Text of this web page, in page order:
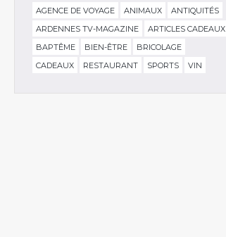
AGENCE DE VOYAGE ANIMAUX
ANTIQUITÉS
ARDENNES TV-MAGAZINE
ARTICLES CADEAUX
BAPTÊME
BIEN-ÊTRE
BRICOLAGE
CADEAUX
RESTAURANT SPORTS VIN